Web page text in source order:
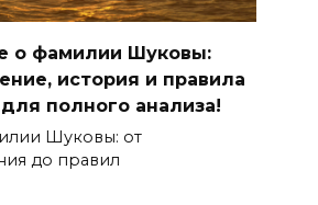
о фамилии Шуковы:
история и правила
полного анализа!
Шуковы: от
до правил